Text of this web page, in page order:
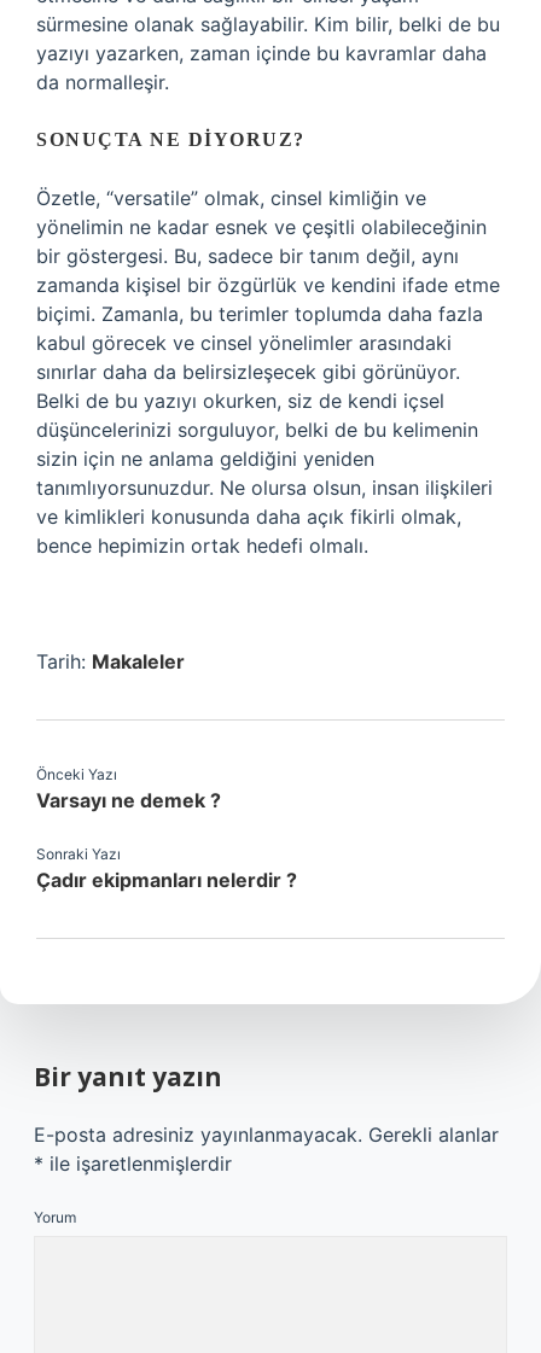
sürmesine olanak sağlayabilir. Kim bilir, belki de bu
yazıyı yazarken, zaman içinde bu kavramlar daha
da normalleşir.
SONUÇTA NE DIYORUZ?
Özetle, “versatile” olmak, cinsel kimliğin ve
yönelimin ne kadar esnek ve çeşitli olabileceğinin
bir göstergesi. Bu, sadece bir tanım değil, aynı
zamanda kişisel bir özgürlük ve kendini ifade etme
biçimi. Zamanla, bu terimler toplumda daha fazla
kabul görecek ve cinsel yönelimler arasındaki
sınırlar daha da belirsizleşecek gibi görünüyor.
Belki de bu yazıyı okurken, siz de kendi içsel
düşüncelerinizi sorguluyor, belki de bu kelimenin
sizin için ne anlama geldiğini yeniden
tanımlıyorsunuzdur. Ne olursa olsun, insan ilişkileri
ve kimlikleri konusunda daha açık fikirli olmak,
bence hepimizin ortak hedefi olmalı.
Tarih: Makaleler
Önceki Yazı
Varsayı ne demek ?
Sonraki Yazı
Çadır ekipmanları nelerdir ?
Bir yanıt yazın
E-posta adresiniz yayınlanmayacak. Gerekli alanlar
* ile işaretlenmişlerdir
Yorum